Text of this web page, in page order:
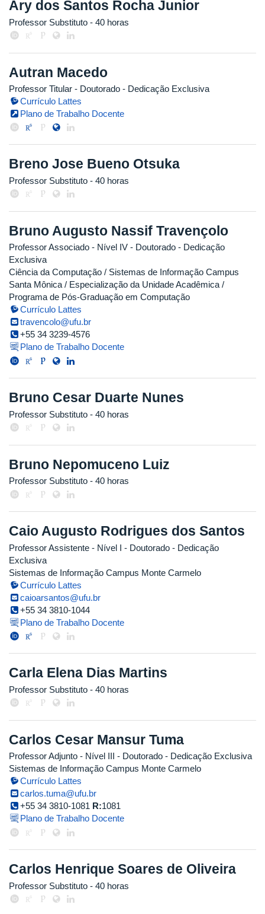
Ary dos Santos Rocha Junior
Professor Substituto - 40 horas
Autran Macedo
Professor Titular - Doutorado - Dedicação Exclusiva
Currículo Lattes
Plano de Trabalho Docente
Breno Jose Bueno Otsuka
Professor Substituto - 40 horas
Bruno Augusto Nassif Travençolo
Professor Associado - Nível IV - Doutorado - Dedicação
Exclusiva
Ciência da Computação / Sistemas de Informação Campus
Santa Mônica / Especialização da Unidade Acadêmica /
Programa de Pós-Graduação em Computação
Currículo Lattes
travencolo@ufu.br
+55 34 3239-4576
Plano de Trabalho Docente
Bruno Cesar Duarte Nunes
Professor Substituto - 40 horas
Bruno Nepomuceno Luiz
Professor Substituto - 40 horas
Caio Augusto Rodrigues dos Santos
Professor Assistente - Nível I - Doutorado - Dedicação
Exclusiva
Sistemas de Informação Campus Monte Carmelo
Currículo Lattes
caioarsantos@ufu.br
+55 34 3810-1044
Plano de Trabalho Docente
Carla Elena Dias Martins
Professor Substituto - 40 horas
Carlos Cesar Mansur Tuma
Professor Adjunto - Nível III - Doutorado - Dedicação Exclusiva
Sistemas de Informação Campus Monte Carmelo
Currículo Lattes
carlos.tuma@ufu.br
+55 34 3810-1081 R:1081
Plano de Trabalho Docente
Carlos Henrique Soares de Oliveira
Professor Substituto - 40 horas